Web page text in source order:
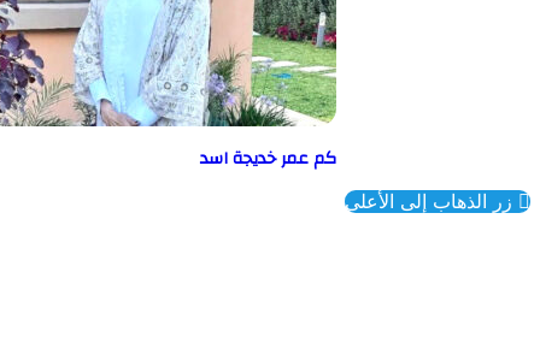
كم عمر خديجة اسد
إلى الأعلى